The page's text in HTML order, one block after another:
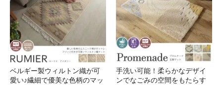
ベルギー製ウィルトン織が可
愛い♪繊細で優美な色柄のマッ
手洗い可能！柔らかなデザイ
ンでなごみの空間をもたらす